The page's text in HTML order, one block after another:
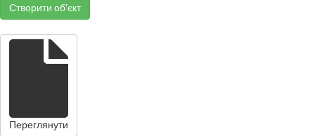
Створити об'єкт
Переглянути